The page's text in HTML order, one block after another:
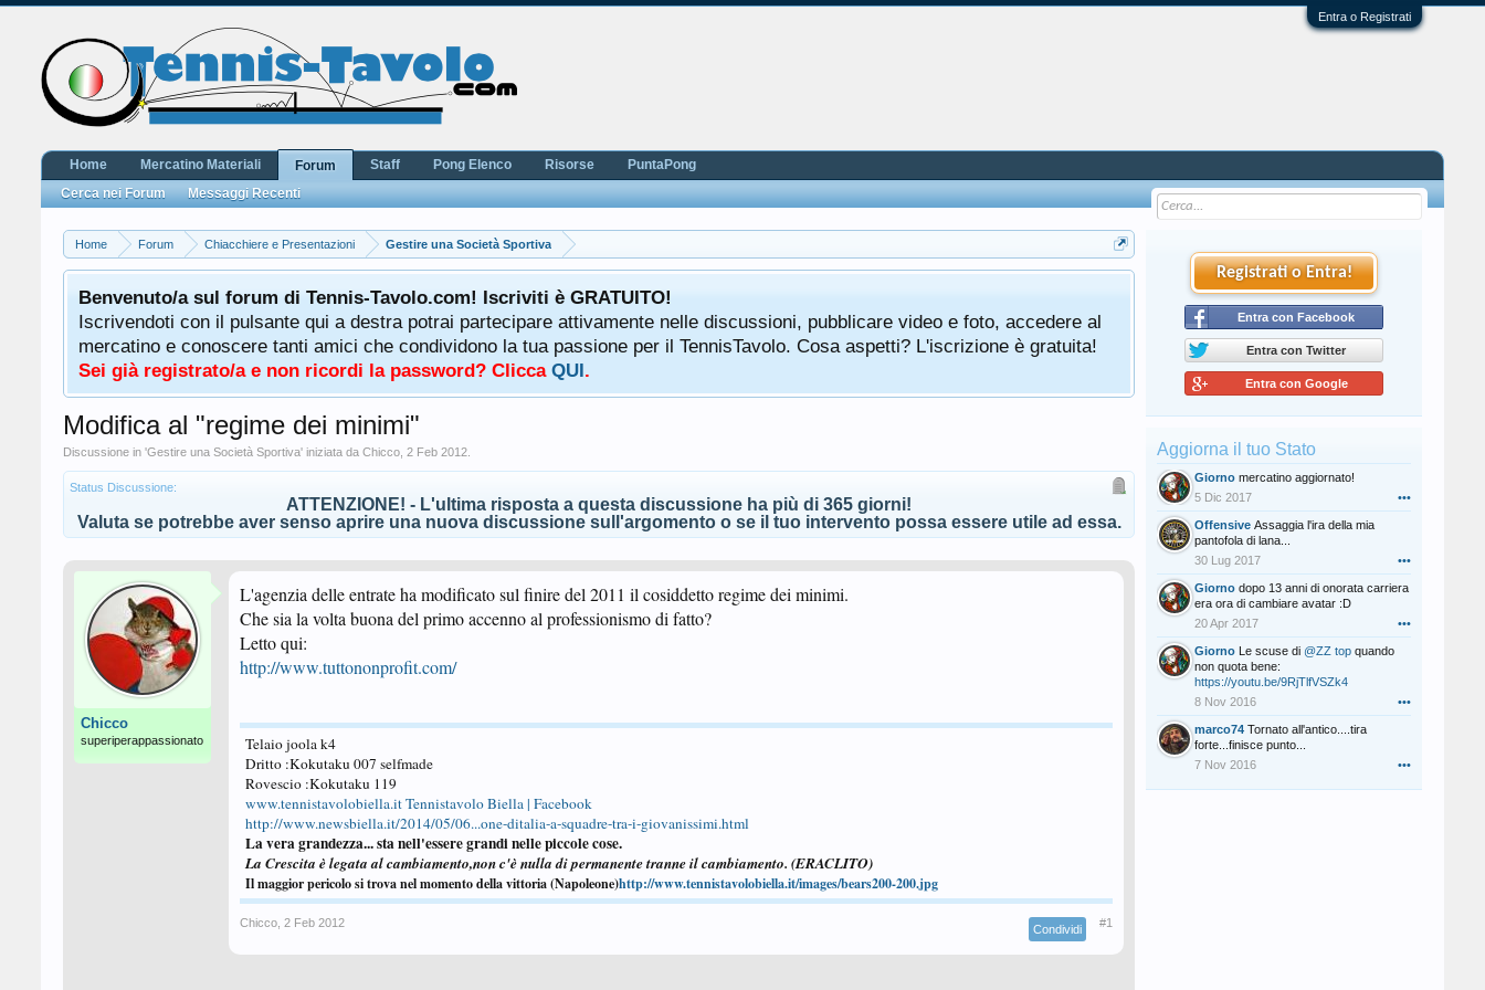
Entra o Registrati
Home Forum Chiacchiere e Presentazioni Gestire una Società Sportiva
Benvenuto/a sul forum di Tennis-Tavolo.com! Iscriviti è GRATUITO!
Iscrivendoti con il pulsante qui a destra potrai partecipare attivamente nelle discussioni, pubblicare video e foto, accedere al
mercatino e conoscere tanti amici che condividono la tua passione per il TennisTavolo. Cosa aspetti? L'iscrizione è gratuita!
Sei già registrato/a e non ricordi la password? Clicca QUI.
Modifica al "regime dei minimi"
Discussione in 'Gestire una Società Sportiva' iniziata da Chicco 2 Feb 2012
Status Discussione:
ATTENZIONE! - L'ultima risposta a questa discussione ha più di 365 giorni!
Valuta se potrebbe aver senso aprire una nuova discussione sull'argomento o se il tuo intervento possa essere utile ad essa.
Chicco
superiperappassionato
L'agenzia delle entrate ha modificato sul finire del 2011 il cosiddetto regime dei minimi.
Che sia la volta buona del primo accenno al professionismo di fatto?
Letto qui:
http://www.tuttononprofit.com/
Telaio joola k4
Dritto :Kokutaku 007 selfmade
Rovescio :Kokutaku 119
www.tennistavolobiella.itTennistavolo Biella | Facebook
http://www.newsbiella.it/2014/05/06...one-ditalia-a-squadre-tra-i-giovanissimi.html
La vera grandezza... sta nell'essere grandi nelle piccole cose.
La Crescita è legata al cambiamento,non c'è nulla di permanente tranne il cambiamento. (ERACLITO)
Il maggior pericolo si trova nel momento della vittoria (Napoleone)http://www.tennistavolobiella.it/images/bears200-200.jpg
Chicco 2 Feb 2012 Condividi #1
Registrati o Entra!
Entra con Facebook
Entra con Twitter
Entra con Google
Aggiorna il tuo Stato
Giorno mercatino aggiornato!
5 Dic 2017
•••
Offensive Assaggia l'ira della mia
pantofola di lana...
30 Lug 2017
•••
Giorno dopo 13 anni di onorata carriera
era ora di cambiare avatar :D
20 Apr 2017
•••
Giorno Le scuse di @ZZ top quando
non quota bene:
https://youtu.be/9RjTlfVSZk4
8 Nov 2016
•••
marco74 Tornato all'antico....tira
forte...finisce punto...
7 Nov 2016
•••
Home Mercatino Materiali
Forum
Cerca nei Forum
Messaggi Recenti
Staff Pong Elenco Risorse PuntaPong